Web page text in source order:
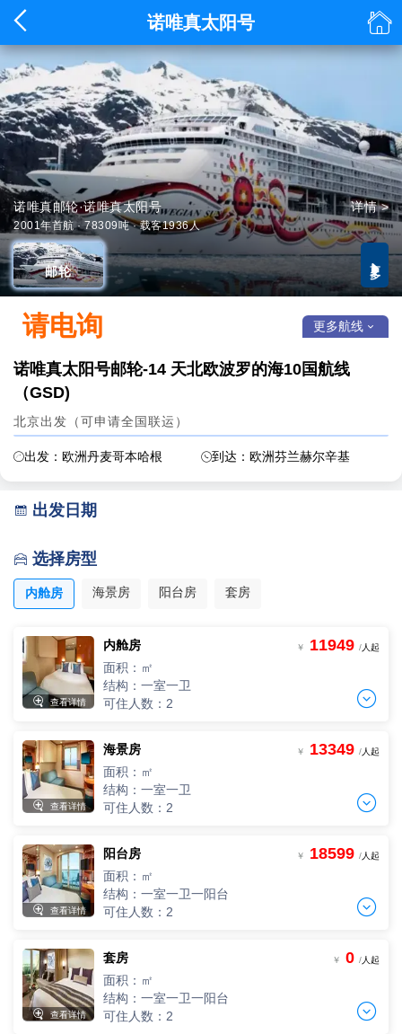
 诺唯真太阳号 
诺唯真邮轮·诺唯真太阳号 详情 >
2001年首航 · 78309吨 · 载客1936人
邮轮 
请电询 更多航线
诺唯真太阳号邮轮-14 天北欧波罗的海10国航线
（GSD)
北京出发（可申请全国联运）
出发：欧洲丹麦哥本哈根 到达：欧洲芬兰赫尔辛基
 出发日期
 选择房型
内舱房 海景房 阳台房 套房
 查看详情
内舱房
面积：㎡
结构：一室一卫
可住人数：2
￥ 11949 /人起

单人间
一人单价
/人 - 0 间 +
三人间
3人，人均单价
四人间
4人，人均单价
+
 查看详情
海景房
面积：㎡
结构：一室一卫
可住人数：2
￥ 13349 /人起

单人间
一人单价
0 间 +
三人间
3人，人均单价
 查看详情
阳台房
面积：㎡
结构：一室一卫一阳台
可住人数：2
￥ 18599 /人起

单人间
一人单价
 查看详情
套房
面积：㎡
结构：一室一卫一阳台
可住人数：2
￥ 0 /人起
